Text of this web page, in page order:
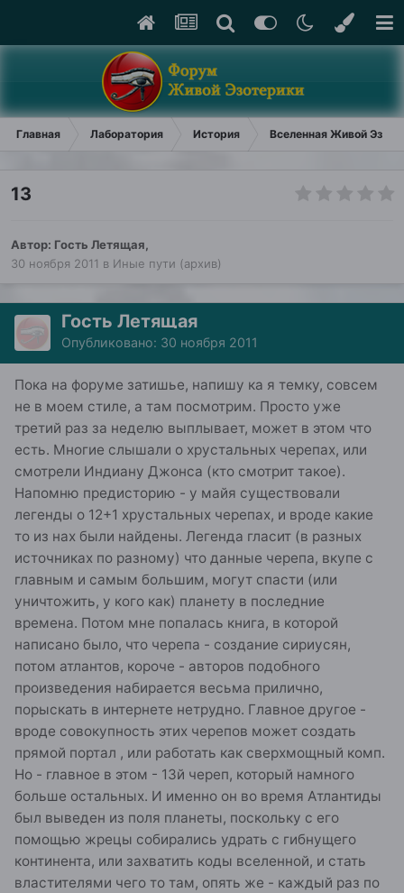
Главная Лаборатория История Вселенная Живой
13
Автор: Гость Летящая,
30 ноября 2011 в Иные пути (архив)
Гость Летящая
Опубликовано: 30 ноября 2011
Пока на форуме затишье, напишу ка я темку, совсем
не в моем стиле, а там посмотрим. Просто уже
третий раз за неделю выплывает, может в этом что
есть. Многие слышали о хрустальных черепах, или
смотрели Индиану Джонса (кто смотрит такое).
Напомню предисторию - у майя существовали
легенды о 12+1 хрустальных черепах, и вроде какие
то из нах были найдены. Легенда гласит (в разных
источниках по разному) что данные черепа, вкупе с
главным и самым большим, могут спасти (или
уничтожить, у кого как) планету в последние
времена. Потом мне попалась книга, в которой
написано было, что черепа - создание сириусян,
потом атлантов, короче - авторов подобного
произведения набирается весьма прилично,
порыскать в интернете нетрудно. Главное другое -
вроде совокупность этих черепов может создать
прямой портал , или работать как сверхмощный комп.
Но - главное в этом - 13й череп, который намного
больше остальных. И именно он во время Атлантиды
был выведен из поля планеты, поскольку с его
помощью жрецы собирались удрать с гибнущего
континента, или захватить коды вселенной, и стать
властителями чего то там, опять же - каждый раз по